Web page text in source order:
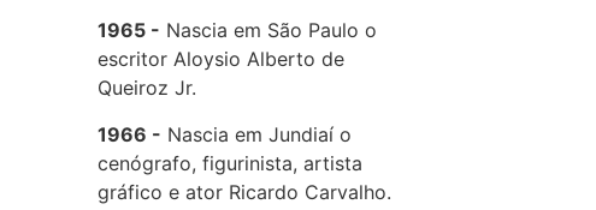
1965
Nascia em São Paulo o
escritor Aloysio Alberto de
Queiroz Jr.
1966
Nascia em Jundiaí o
cenógrafo, figurinista, artista
gráfico e ator Ricardo Carvalho.